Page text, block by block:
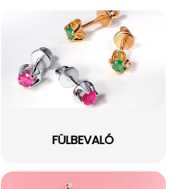
FÜLBEVALÓ